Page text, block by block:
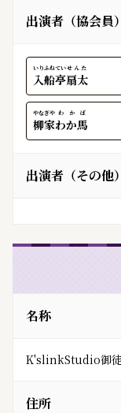
出演者（協会員）
入船亭
いりふねてい
扇太
せんた
柳家
やなぎや
わか馬
わかば
出演者（その他）
名称
K'slinkStudio御
住所